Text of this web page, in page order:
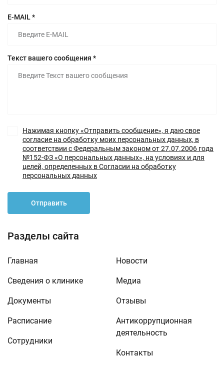
Разделы сайта
Главная
Сведения о клинике
Документы
Расписание
Сотрудники
Новости
Медиа
Отзывы
Антикоррупционная
деятельность
Контакты
E-MAIL *
Текст вашего сообщения *
Нажимая кнопку «Отправить сообщение», я даю свое
согласие на обработку моих персональных данных, в
соответствии с Федеральным законом от 27.07.2006 года
№152-ФЗ «О персональных данных», на условиях и для
целей, определенных в Согласии на обработку
персональных данных
Отправить